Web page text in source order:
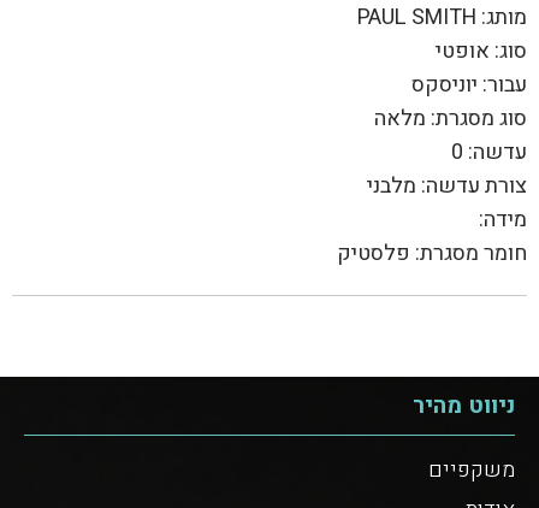
מותג: PAUL SMITH
סוג: אופטי
עבור: יוניסקס
סוג מסגרת: מלאה
עדשה: 0
צורת עדשה: מלבני
מידה:
חומר מסגרת: פלסטיק
ניווט מהיר
משקפיים